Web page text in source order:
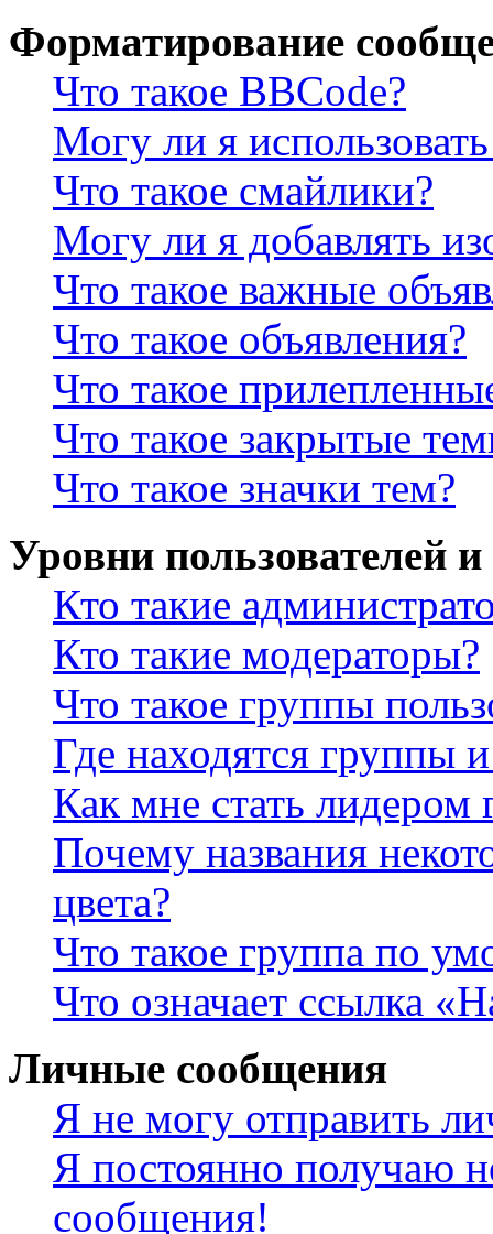
Форматирование
Что такое BBCode?
Могу ли я
Что такое смайлики?
Могу ли я добавлять
Что такое важные
Что такое объявления?
Что такое
Что такое закрытые
Что такое значки тем?
Уровни пользователей
Кто такие
Кто такие модераторы?
Что такое группы
Где находятся группы
Как мне стать лидером
Почему названия
цвета?
Что такое группа по
Что означает ссылка
Личные сообщения
Я не могу отправить
Я постоянно получаю
сообщения!